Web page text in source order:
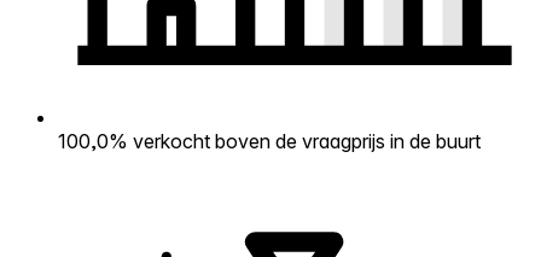
100,0% verkocht boven de vraagprijs in de buurt